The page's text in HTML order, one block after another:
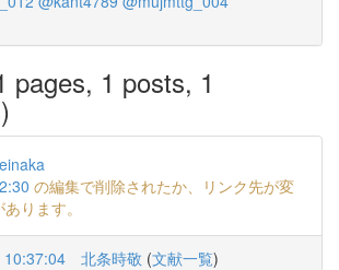
pages, 1 posts, 1
の編集で削除されたか、リンク先が変
ります。
北条時敬 (文献一覧)